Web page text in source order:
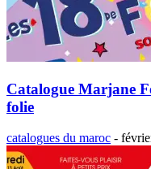
Catalogue Marjane
folie
catalogues du maroc -